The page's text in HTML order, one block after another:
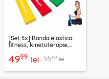
[Set 5x] Banda elastica
fitness, kinetoterapie,
4999 lei 5599 lei